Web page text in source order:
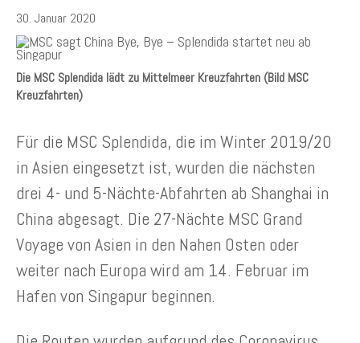
30. Januar 2020
Die MSC Splendida lädt zu Mittelmeer Kreuzfahrten (Bild MSC
Kreuzfahrten)
Für die MSC Splendida, die im Winter 2019/20
in Asien eingesetzt ist, wurden die nächsten
drei 4- und 5-Nächte-Abfahrten ab Shanghai in
China abgesagt. Die 27-Nächte MSC Grand
Voyage von Asien in den Nahen Osten oder
weiter nach Europa wird am 14. Februar im
Hafen von Singapur beginnen.